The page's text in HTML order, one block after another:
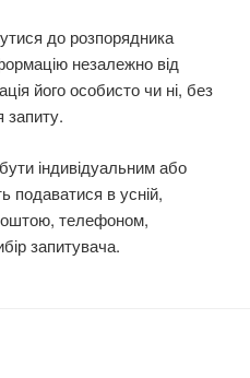
до розпорядника
незалежно від
його особисто чи ні, без
запиту.
індивідуальним або
подаватися в усній,
телефоном,
запитувача.